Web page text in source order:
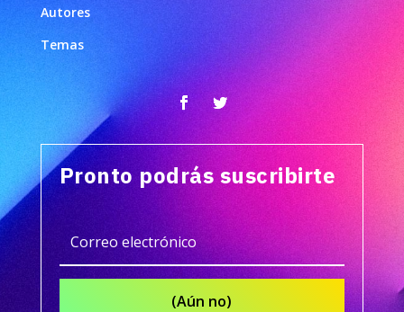
Autores
Temas
Pronto podrás suscribirte
(Aún no)